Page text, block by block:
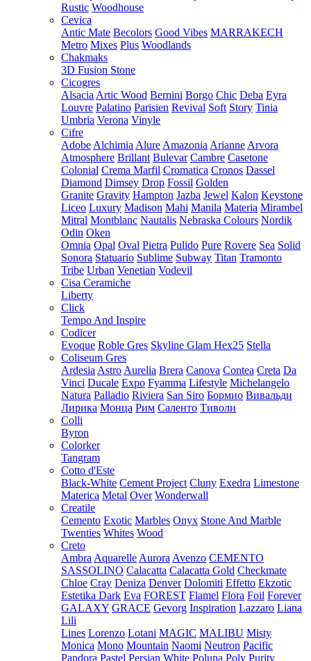
Rustic Woodhouse
Cevica
Antic Mate Becolors Good Vibes MARRAKECH
Metro Mixes Plus Woodlands
Chakmaks
3D Fusion Stone
Cicogres
Alsacia Artic Wood Bernini Borgo Chic Deba Eyra
Louvre Palatino Parisien Revival Soft Story Tinia
Umbria Verona Vinyle
Cifre
Adobe Alchimia Alure Amazonia Arianne Arvora
Atmosphere Brillant Bulevar Cambre Casetone
Colonial Crema Marfil Cromatica Cronos Dassel
Diamond Dimsey Drop Fossil Golden
Granite Gravity Hampton Jazba Jewel Kalon Keystone
Liceo Luxury Madison Mahi Manila Materia Mirambel
Mitral Montblanc Nautalis Nebraska Colours Nordik
Odin Oken
Omnia Opal Oval Pietra Pulido Pure Rovere Sea Solid
Sonora Statuario Sublime Subway Titan Tramonto
Tribe Urban Venetian Vodevil
Cisa Ceramiche
Liberty
Click
Tempo And Inspire
Codicer
Evoque Roble Gres Skyline Glam Hex25 Stella
Coliseum Gres
Ardesia Astro Aurelia Brera Canova Contea Creta Da
Vinci Ducale Expo Fyamma Lifestyle Michelangelo
Natura Palladio Riviera San Siro Бормио Вивальди
Лирика Монца Рим Саленто Тиволи
Colli
Byron
Colorker
Tangram
Cotto d'Este
Black-White Cement Project Cluny Exedra Limestone
Materica Metal Over Wonderwall
Creatile
Cemento Exotic Marbles Onyx Stone And Marble
Twenties Whites Wood
Creto
Ambra Aquarelle Aurora Avenzo CEMENTO
SASSOLINO Calacatta Calacatta Gold Checkmate
Chloe Cray Deniza Denver Dolomiti Effetto Ekzotic
Estetika Dark Eva FOREST Flamel Flora Foil Forever
GALAXY GRACE Gevorg Inspiration Lazzaro Liana
Lili
Lines Lorenzo Lotani MAGIC MALIBU Misty
Monica Mono Mountain Naomi Neutron Pacific
Pandora Pastel Persian White Poluna Poly Purity